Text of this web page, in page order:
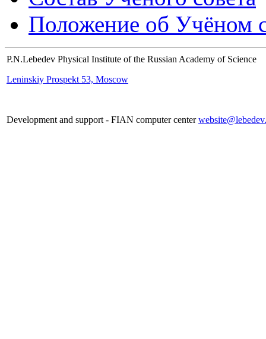
Положение об Учёном
P.N.Lebedev Physical Institute of the Russian Academy of Science
Leninskiy Prospekt 53, Moscow
Development and support - FIAN computer center